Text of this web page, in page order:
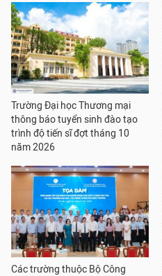
Trường Đại học Thương mại
thông báo tuyển sinh đào tạo
trình độ tiến sĩ đợt tháng 10
năm 2026
Các trường thuộc Bộ Công